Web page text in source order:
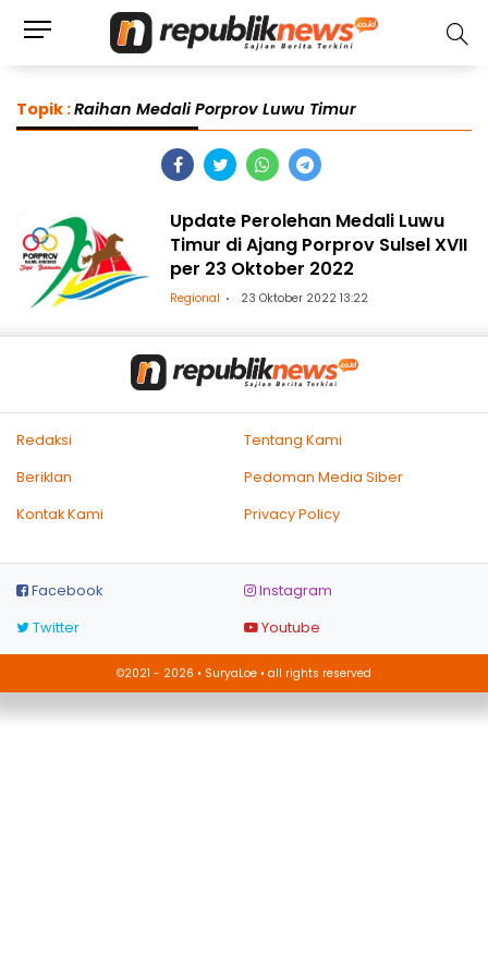
Topik :Raihan Medali Porprov Luwu Timur
Update Perolehan Medali Luwu
Timur di Ajang Porprov Sulsel XVII
per 23 Oktober 2022
Regional 23 Oktober 2022 13:22
Redaksi
Tentang Kami
Beriklan
Pedoman Media Siber
Kontak Kami
Privacy Policy
Facebook
Instagram
Twitter
Youtube
©2021 - 2026 • SuryaLoe • all rights reserved